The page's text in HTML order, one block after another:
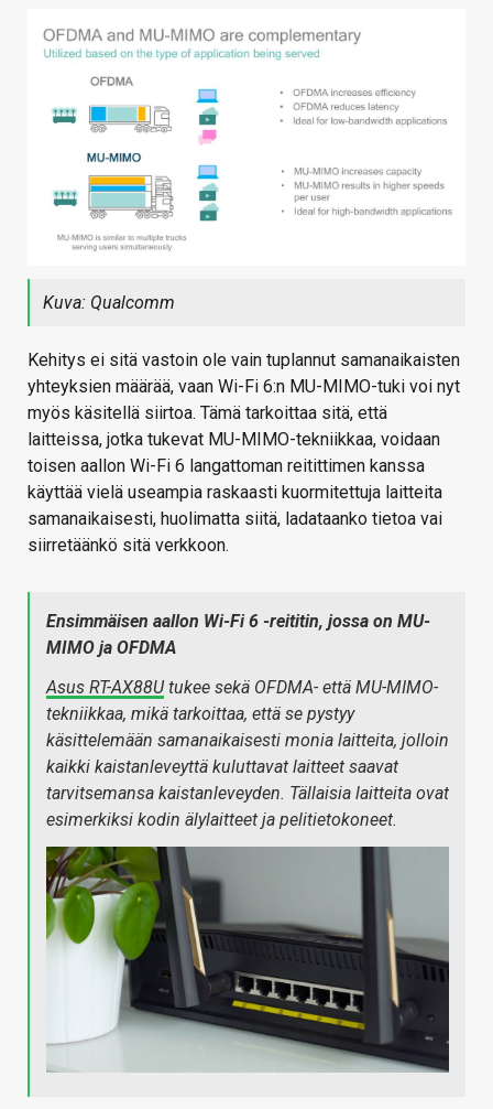
Kuva: Qualcomm
Kehitys ei sitä vastoin ole vain tuplannut samanaikaisten
yhteyksien määrää, vaan Wi-Fi 6:n MU-MIMO-tuki voi nyt
myös käsitellä siirtoa. Tämä tarkoittaa sitä, että
laitteissa, jotka tukevat MU-MIMO-tekniikkaa, voidaan
toisen aallon Wi-Fi 6 langattoman reitittimen kanssa
käyttää vielä useampia raskaasti kuormitettuja laitteita
samanaikaisesti, huolimatta siitä, ladataanko tietoa vai
siirretäänkö sitä verkkoon.
Ensimmäisen aallon Wi-Fi 6 -reititin, jossa on MU-
MIMO ja OFDMA
Asus RT-AX88Utukee sekä OFDMA- että MU-MIMO-
tekniikkaa, mikä tarkoittaa, että se pystyy
käsittelemään samanaikaisesti monia laitteita, jolloin
kaikki kaistanleveyttä kuluttavat laitteet saavat
tarvitsemansa kaistanleveyden. Tällaisia laitteita ovat
esimerkiksi kodin älylaitteet ja pelitietokoneet.